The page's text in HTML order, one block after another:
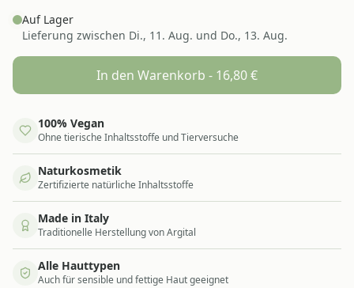
Auf Lager
Lieferung zwischen Di., 11. Aug. und Do., 13. Aug.
In den Warenkorb - 16,80€
100% Vegan
Ohne tierische Inhaltsstoffe und Tierversuche
Naturkosmetik
Zertifizierte natürliche Inhaltsstoffe
Made in Italy
Traditionelle Herstellung von Argital
Alle Hauttypen
Auch für sensible und fettige Haut geeignet